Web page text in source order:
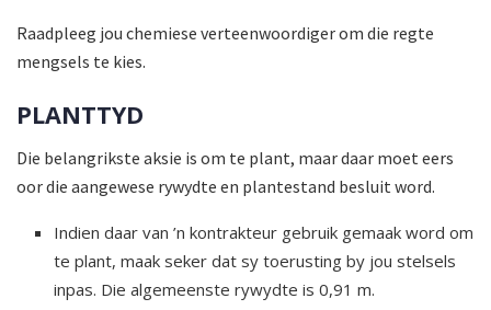
Raadpleeg jou chemiese verteenwoordiger om die regte
mengsels te kies.
PLANTTYD
Die belangrikste aksie is om te plant, maar daar moet eers
oor die aangewese rywydte en plantestand besluit word.
Indien daar van ’n kontrakteur gebruik gemaak word om
te plant, maak seker dat sy toerusting by jou stelsels
inpas. Die algemeenste rywydte is 0,91 m.